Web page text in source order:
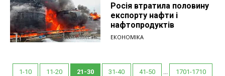
Росія втратила половину
експорту нафти і
нафтопродуктів
ЕКОНОМІКА
1-10 11-20 21-30 31-40 41-50 1701-1710